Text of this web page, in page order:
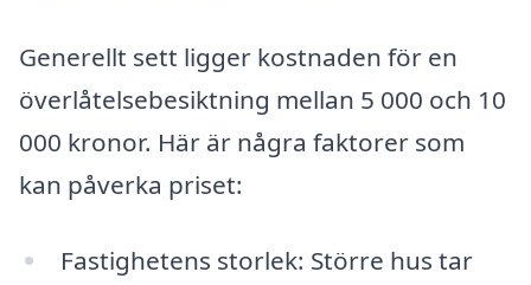
Generellt sett ligger kostnaden för en
överlåtelsebesiktning mellan 5 000 och 10
000 kronor. Här är några faktorer som
kan påverka priset:
Fastighetens storlek: Större hus tar